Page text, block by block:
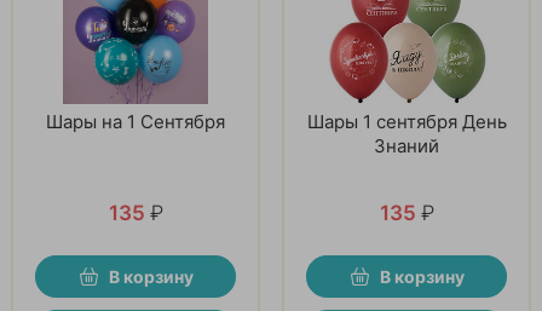
Шары на 1 Сентября
135 ₽
В корзину
Шары 1 сентября День
Знаний
135 ₽
В корзину